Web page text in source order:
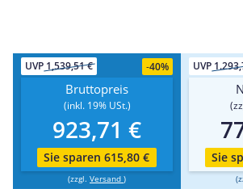
UVP 1,539,51 € -40%
Bruttopreis
(inkl. 19% USt.)
923,71 €
Sie sparen 615,80 €
(zzgl. Versand )
UVP
Sie